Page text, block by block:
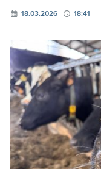
18.03.2026 18:41